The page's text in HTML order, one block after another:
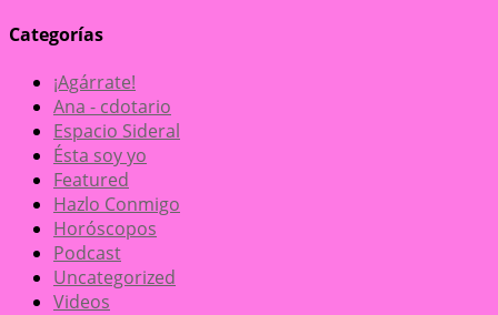
Categorías
¡Agárrate!
Ana - cdotario
Espacio Sideral
Ésta soy yo
Featured
Hazlo Conmigo
Horóscopos
Podcast
Uncategorized
Videos